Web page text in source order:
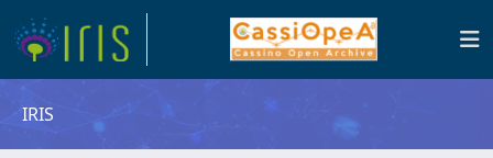
IRIS